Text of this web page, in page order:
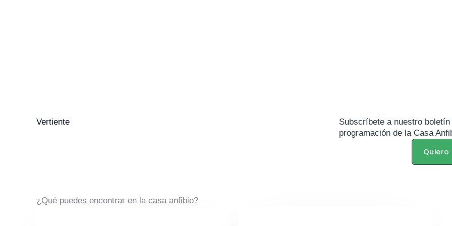
Vertiente
Subscríbete a nuestro
programación de la Casa
Quiero
¿Qué puedes encontrar en la casa anfibio?